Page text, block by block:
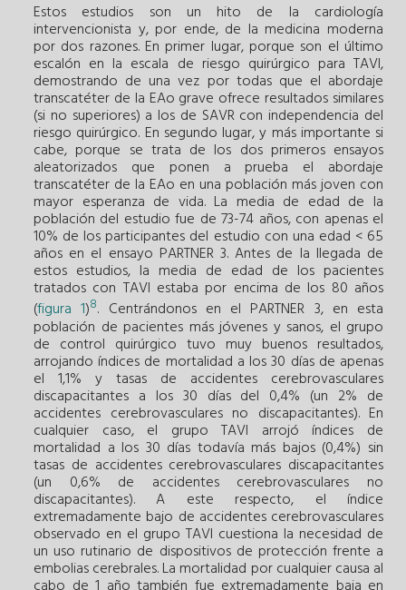
Estos estudios son un hito de la cardiología
intervencionista y, por ende, de la medicina moderna
por dos razones. En primer lugar, porque son el último
escalón en la escala de riesgo quirúrgico para TAVI,
demostrando de una vez por todas que el abordaje
transcatéter de la EAo grave ofrece resultados similares
(si no superiores) a los de SAVR con independencia del
riesgo quirúrgico. En segundo lugar, y más importante si
cabe, porque se trata de los dos primeros ensayos
aleatorizados que ponen a prueba el abordaje
transcatéter de la EAo en una población más joven con
mayor esperanza de vida. La media de edad de la
población del estudio fue de 73-74 años, con apenas el
10% de los participantes del estudio con una edad < 65
años en el ensayo PARTNER 3. Antes de la llegada de
estos estudios, la media de edad de los pacientes
tratados con TAVI estaba por encima de los 80 años
(figura 1)8. Centrándonos en el PARTNER 3, en esta
población de pacientes más jóvenes y sanos, el grupo
de control quirúrgico tuvo muy buenos resultados,
arrojando índices de mortalidad a los 30 días de apenas
el 1,1% y tasas de accidentes cerebrovasculares
discapacitantes a los 30 días del 0,4% (un 2% de
accidentes cerebrovasculares no discapacitantes). En
cualquier caso, el grupo TAVI arrojó índices de
mortalidad a los 30 días todavía más bajos (0,4%) sin
tasas de accidentes cerebrovasculares discapacitantes
(un 0,6% de accidentes cerebrovasculares no
discapacitantes). A este respecto, el índice
extremadamente bajo de accidentes cerebrovasculares
observado en el grupo TAVI cuestiona la necesidad de
un uso rutinario de dispositivos de protección frente a
embolias cerebrales. La mortalidad por cualquier causa al